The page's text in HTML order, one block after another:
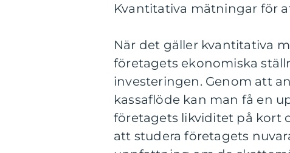
Kvantitativa mätningar för
När det gäller kvantitativa
företagets ekonomiska
investeringen. Genom att
kassaflöde kan man få en
företagets likviditet på kort
att studera företagets